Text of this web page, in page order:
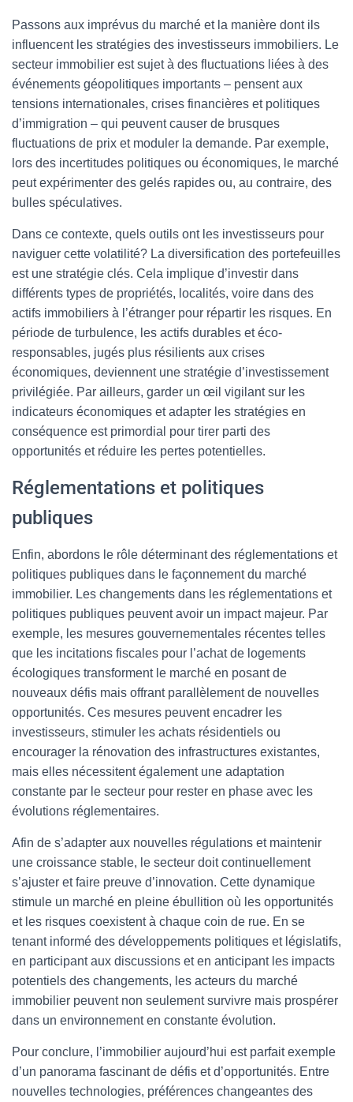
Passons aux imprévus du marché et la manière dont ils
influencent les stratégies des investisseurs immobiliers. Le
secteur immobilier est sujet à des fluctuations liées à des
événements géopolitiques importants – pensent aux
tensions internationales, crises financières et politiques
d’immigration – qui peuvent causer de brusques
fluctuations de prix et moduler la demande. Par exemple,
lors des incertitudes politiques ou économiques, le marché
peut expérimenter des gelés rapides ou, au contraire, des
bulles spéculatives.
Dans ce contexte, quels outils ont les investisseurs pour
naviguer cette volatilité? La diversification des portefeuilles
est une stratégie clés. Cela implique d’investir dans
différents types de propriétés, localités, voire dans des
actifs immobiliers à l’étranger pour répartir les risques. En
période de turbulence, les actifs durables et éco-
responsables, jugés plus résilients aux crises
économiques, deviennent une stratégie d’investissement
privilégiée. Par ailleurs, garder un œil vigilant sur les
indicateurs économiques et adapter les stratégies en
conséquence est primordial pour tirer parti des
opportunités et réduire les pertes potentielles.
Réglementations et politiques
publiques
Enfin, abordons le rôle déterminant des réglementations et
politiques publiques dans le façonnement du marché
immobilier. Les changements dans les réglementations et
politiques publiques peuvent avoir un impact majeur. Par
exemple, les mesures gouvernementales récentes telles
que les incitations fiscales pour l’achat de logements
écologiques transforment le marché en posant de
nouveaux défis mais offrant parallèlement de nouvelles
opportunités. Ces mesures peuvent encadrer les
investisseurs, stimuler les achats résidentiels ou
encourager la rénovation des infrastructures existantes,
mais elles nécessitent également une adaptation
constante par le secteur pour rester en phase avec les
évolutions réglementaires.
Afin de s’adapter aux nouvelles régulations et maintenir
une croissance stable, le secteur doit continuellement
s’ajuster et faire preuve d’innovation. Cette dynamique
stimule un marché en pleine ébullition où les opportunités
et les risques coexistent à chaque coin de rue. En se
tenant informé des développements politiques et législatifs,
en participant aux discussions et en anticipant les impacts
potentiels des changements, les acteurs du marché
immobilier peuvent non seulement survivre mais prospérer
dans un environnement en constante évolution.
Pour conclure, l’immobilier aujourd’hui est parfait exemple
d’un panorama fascinant de défis et d’opportunités. Entre
nouvelles technologies, préférences changeantes des